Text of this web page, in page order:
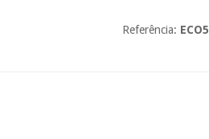
Referência: ECO5